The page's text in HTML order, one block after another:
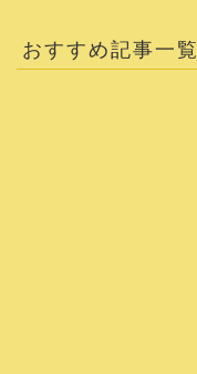
おすすめ記事一覧